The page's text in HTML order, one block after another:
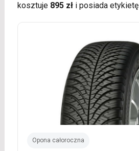
kosztuje 895 złi posiada etykietę
Opona całoroczna